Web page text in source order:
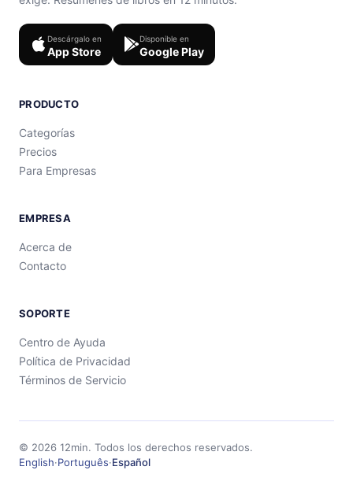
Descárgalo en
App Store
Disponible en
Google Play
PRODUCTO
Categorías
Precios
Para Empresas
EMPRESA
Acerca de
Contacto
SOPORTE
Centro de Ayuda
Política de Privacidad
Términos de Servicio
© 2026 12min. Todos los derechos reservados.
English·Português·Español